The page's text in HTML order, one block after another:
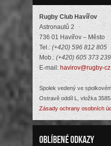
Rugby Club Havířov
Astronautů 2
736 01 Havířov – Město
Tel.:(+420) 596 812 805
Mob.: (+420) 605 373 239
E-mail: havirov@rugby-
Spolek vedený ve
Ostravě oddíl L, vložka 3585
Zásady ochrany osobních
Oblíbené odkazy